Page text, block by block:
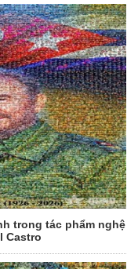
trong tác phẩm nghệ
Castro